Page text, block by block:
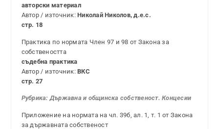
авторски материал
Автор / източник:Николай Николов, д.е.с.
стр. 18
Практика по нормата Член 97 и 98 от Закона за
собствеността
съдебна практика
Автор / източник:ВКС
стр. 27
Рубрика:Държавна и общинска собственост. Концесии
Приложение на нормата на чл. 39б, ал. 1, т. 1 от Закона
за държавната собственост